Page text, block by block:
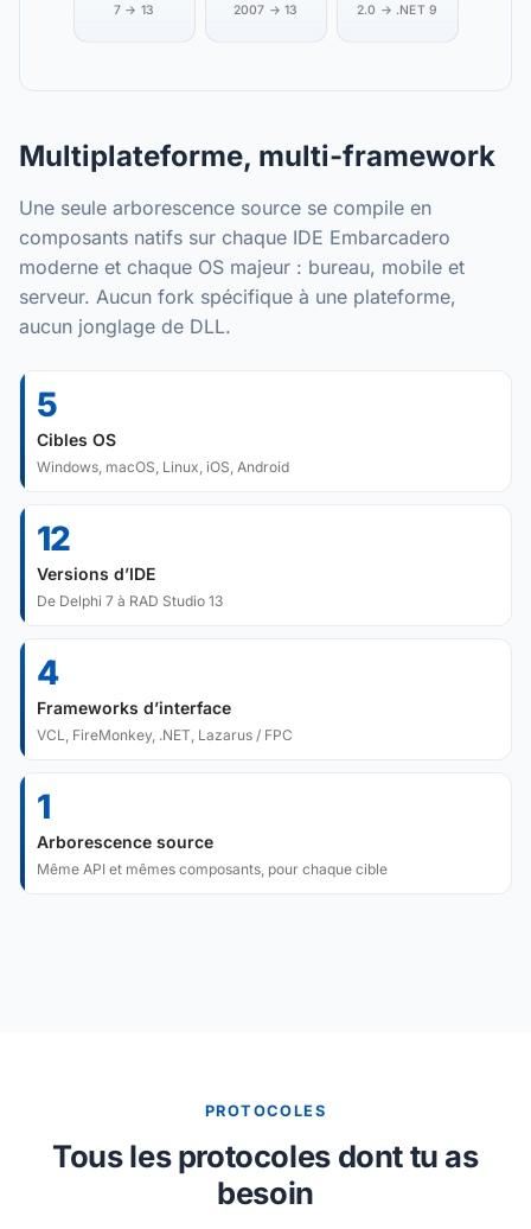
7 → 13 2007 → 13 2.0 → .NET 9
Multiplateforme, multi-framework
Une seule arborescence source se compile en
composants natifs sur chaque IDE Embarcadero
moderne et chaque OS majeur : bureau, mobile et
serveur. Aucun fork spécifique à une plateforme,
aucun jonglage de DLL.
5
Cibles OS
Windows, macOS, Linux, iOS, Android
12
Versions d’IDE
De Delphi 7 à RAD Studio 13
4
Frameworks d’interface
VCL, FireMonkey, .NET, Lazarus / FPC
1
Arborescence source
Même API et mêmes composants, pour chaque cible
PROTOCOLES
Tous les protocoles dont tu as
besoin